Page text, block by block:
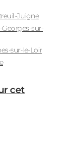
Juigne
Georges-sur-
sur-le-Loir
cet